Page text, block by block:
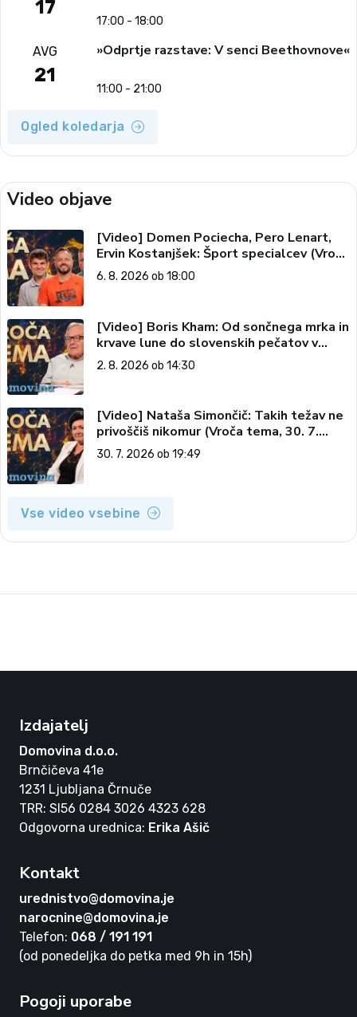
17
17:00 - 18:00
AVG
21
»Odprtje razstave: V senci Beethovnove«
11:00 - 21:00
Ogled koledarja
Video objave
[Video] Domen Pociecha, Pero Lenart,
Ervin Kostanjšek: Šport specialcev (Vroča
tema, 6. 8. 2026)
6. 8. 2026 ob 18:00
[Video] Boris Kham: Od sončnega mrka in
krvave lune do slovenskih pečatov v
vesolju (Vroča tema, 2. 8. 2026)
2. 8. 2026 ob 14:30
[Video] Nataša Simončič: Takih težav ne
privoščiš nikomur (Vroča tema, 30. 7.
2026)
30. 7. 2026 ob 19:49
Vse video vsebine
Izdajatelj
Domovina d.o.o.
Brnčičeva 41e
1231 Ljubljana Črnuče
TRR: SI56 0284 3026 4323 628
Odgovorna urednica: Erika Ašič
Kontakt
urednistvo@domovina.je
narocnine@domovina.je
Telefon: 068 / 191 191
(od ponedeljka do petka med 9h in 15h)
Pogoji uporabe